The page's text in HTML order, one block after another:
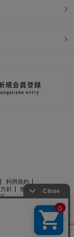
利用規約
針
推奨環境
に属します。